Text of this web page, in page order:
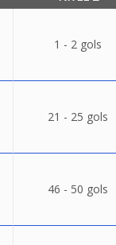
1 - 2 gols
21 - 25 gols
46 - 50 gols